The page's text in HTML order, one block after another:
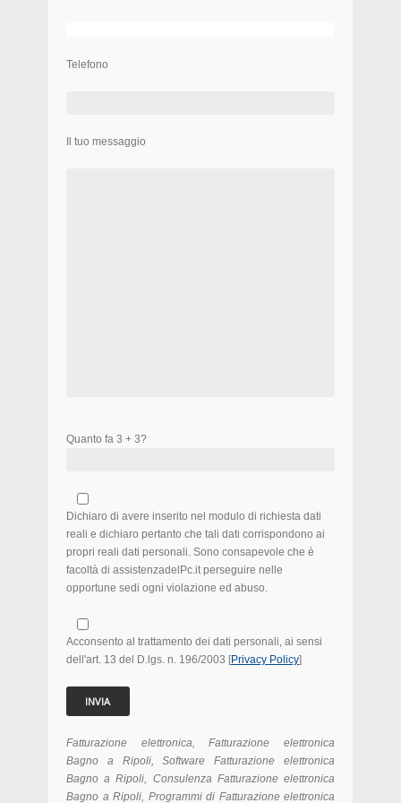
Telefono
Il tuo messaggio
Quanto fa 3 + 3?
Dichiaro di avere inserito nel modulo di richiesta dati
reali e dichiaro pertanto che tali dati corrispondono ai
propri reali dati personali. Sono consapevole che è
facoltà di assistenzadelPc.it perseguire nelle
opportune sedi ogni violazione ed abuso.
Acconsento al trattamento dei dati personali, ai sensi
dell'art. 13 del D.lgs. n. 196/2003 [Privacy Policy]
Fatturazione elettronica, Fatturazione elettronica
Bagno a Ripoli, Software Fatturazione elettronica
Bagno a Ripoli, Consulenza Fatturazione elettronica
Bagno a Ripoli, Programmi di Fatturazione elettronica